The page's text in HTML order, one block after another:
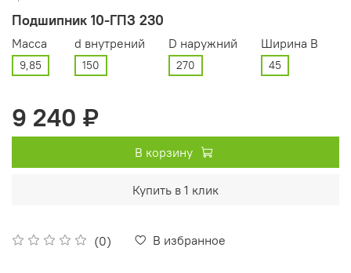
Подшипник 10-ГПЗ 230
(0) В избранное
Масса
9,85
d внутрений
150
D наружний
270
Ширина В
45
9 240 ₽
В корзину
Купить в 1 клик